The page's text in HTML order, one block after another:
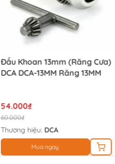
Đầu Khoan 13mm (răng Cưa)
DCA DCA-13MM Răng 13MM
54.000₫
60.000₫
Thương hiệu: DCA
Mua ngay